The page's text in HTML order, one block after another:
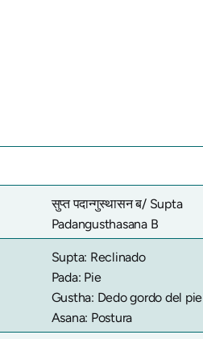
सुप्त पदान्गुस्थासन ब/ Supta
Padangusthasana B
Supta: Reclinado
Pada: Pie
Gustha: Dedo gordo del pie
Asana: Postura